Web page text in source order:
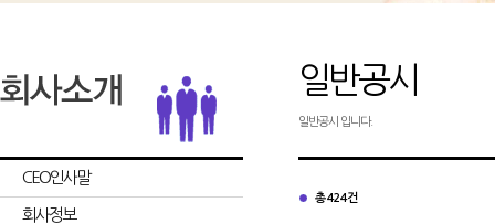
CEO인사말
회사정보
일반공시
일반공시 입니다.
총 424건